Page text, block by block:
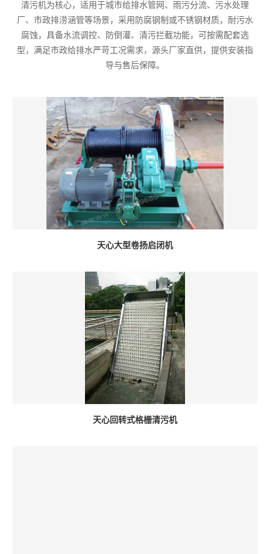
清污机为核心，适用于城市给排水管网、雨污分流、污水处理
厂、市政排涝涵管等场景，采用防腐钢制或不锈钢材质，耐污水
腐蚀，具备水流调控、防倒灌、清污拦截功能，可按需配套选
型，满足市政给排水严苛工况需求，源头厂家直供，提供安装指
导与售后保障。
天心大型卷扬启闭机
天心回转式格栅清污机